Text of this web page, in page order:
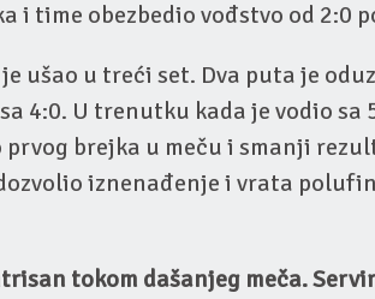
i time obezbedio vođstvo od 2:0
ušao u treći set. Dva puta je
4:0. U trenutku kada je vodio sa
brejka u meču i smanji
iznenađenje i vrata
tokom dašanjeg meča.